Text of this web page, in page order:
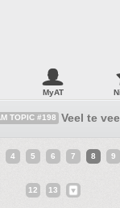
MyAT
TOPIC #198 Veel te
4 5 6 7 8 9
12 13